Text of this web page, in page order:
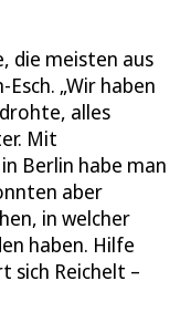
die meisten aus
„Wir haben
alles
Mit
Berlin habe man
aber
in welcher
haben. Hilfe
sich Reichelt –